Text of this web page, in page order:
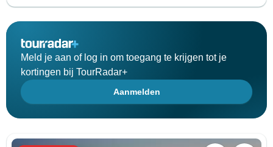
Meld je aan of log in om toegang te krijgen tot je
kortingen bij TourRadar+
Aanmelden